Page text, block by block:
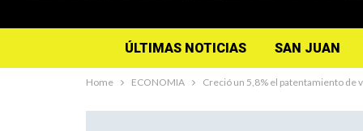
ÚLTIMAS NOTICIAS SAN JUAN
Home ECONOMIA Creció un 5,8% el patentamiento de